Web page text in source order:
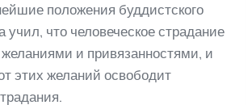
положения буддистского
учил, что человеческое страдание
и привязанностями, и
этих желаний освободит